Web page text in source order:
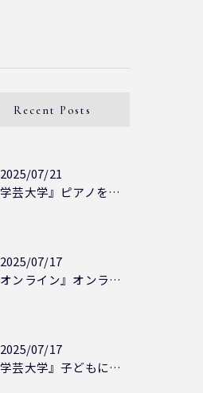
Recent Posts
2025/07/21
『学芸大学』ピアノを弾ける喜び - シェリー・アーツ音楽教室...
2025/07/17
『オンライン』オンラインの会員様大募集中！シェリー・アーツ音...
2025/07/17
『学芸大学』子どもには子どもの表現が大切！シェリー・アーツ音...